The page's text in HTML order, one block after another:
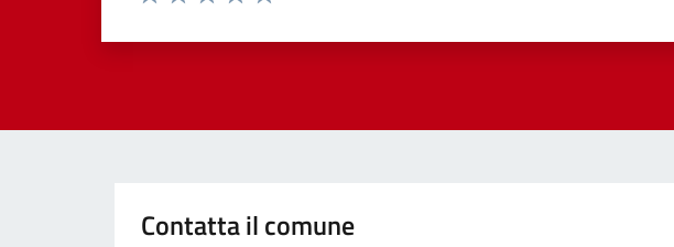
Contatta il comune